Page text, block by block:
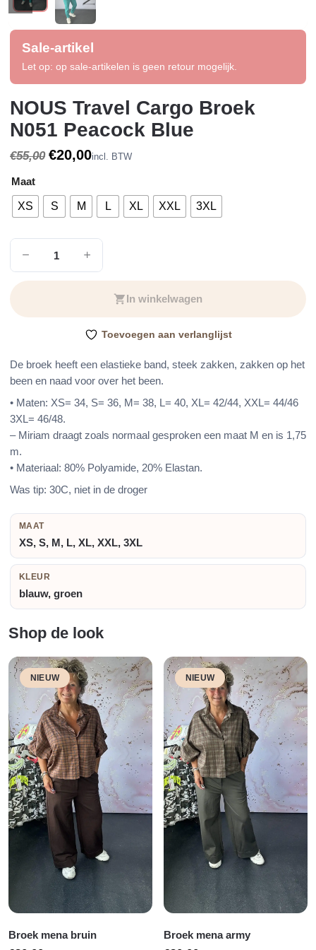
NOUS Travel Cargo Broek
N051 Peacock Blue
De broek heeft een elastieke band, steek zakken, zakken op het
been en naad voor over het been.
• Maten: XS= 34, S= 36, M= 38, L= 40, XL= 42/44, XXL= 44/46
3XL= 46/48.
– Miriam draagt zoals normaal gesproken een maat M en is 1,75
m.
• Materiaal: 80% Polyamide, 20% Elastan.
Was tip: 30C, niet in de droger
€55,00
Oorspronkelijke
was:
€55,00.
€20,00
Huidige
is:
€20,00.
incl. BTW
Sale-artikel
Let op: op sale-artikelen is geen retour mogelijk.
Maat
XS S M L XL XXL 3XL
Travel
Cargo
Broek
N051
aantal
In winkelwagen
Toevoegen aan verlanglijst
MAAT
XS, S, M, L, XL, XXL, 3XL
KLEUR
blauw, groen
Shop de look
NIEUW
Broek mena bruin
NIEUW
Broek mena army